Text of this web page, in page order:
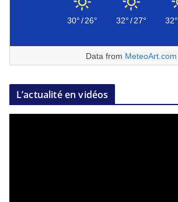
30°/26° 32°/27° 32°
Data from MeteoArt.com
L’actualité en vidéos